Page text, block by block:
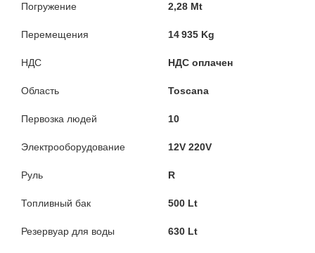
Погружение 2,28 Mt
Перемещения 14 935 Kg
НДС НДС оплачен
Область Toscana
Первозка людей 10
Электрооборудование 12V 220V
Руль R
Топливный бак 500 Lt
Резервуар для воды 630 Lt